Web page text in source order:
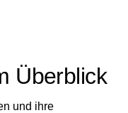
Überblick
und ihre